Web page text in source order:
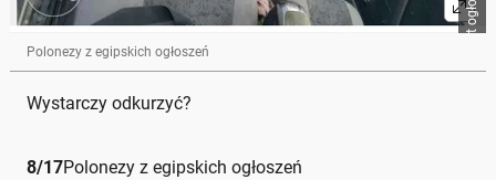
Polonezy z egipskich ogłoszeń
Wystarczy odkurzyć?
8/17Polonezy z egipskich ogłoszeń